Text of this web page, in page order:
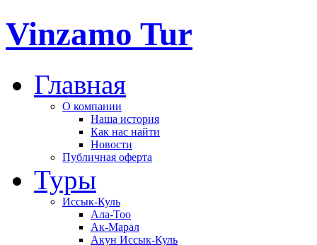
Vinzamo Tur
Главная
О компании
Наша история
Как нас найти
Новости
Публичная оферта
Туры
Иссык-Куль
Ала-Тоо
Ак-Марал
Акун Иссык-Куль